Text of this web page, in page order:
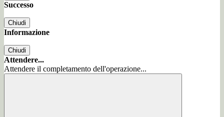
Successo
Chiudi
Informazione
Chiudi
Attendere...
Attendere il completamento dell'operazione...